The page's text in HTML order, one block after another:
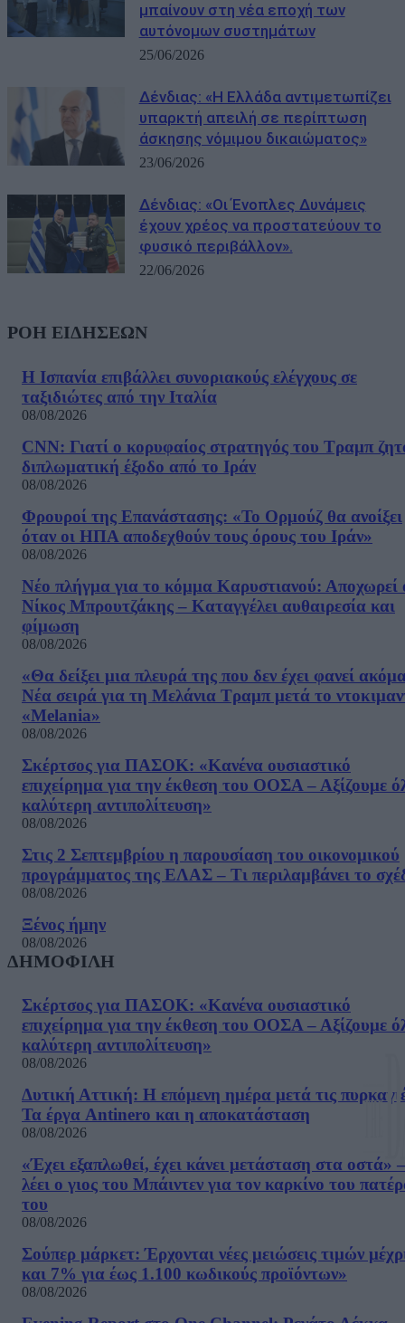
μπαίνουν στη νέα εποχή των
αυτόνομων συστημάτων
25/06/2026
Δένδιας: «Η Ελλάδα αντιμετωπίζει
υπαρκτή απειλή σε περίπτωση
άσκησης νόμιμου δικαιώματος»
23/06/2026
Δένδιας: «Οι Ένοπλες Δυνάμεις
έχουν χρέος να προστατεύουν το
φυσικό περιβάλλον».
22/06/2026
ΡΟΗ ΕΙΔΗΣΕΩΝ
Η Ισπανία επιβάλλει συνοριακούς ελέγχους σε
ταξιδιώτες από την Ιταλία
08/08/2026
CNN: Γιατί ο κορυφαίος στρατηγός του Τραμπ
διπλωματική έξοδο από το Ιράν
08/08/2026
Φρουροί της Επανάστασης: «Το Ορμούζ θα ανοίξει
όταν οι ΗΠΑ αποδεχθούν τους όρους του Ιράν»
08/08/2026
Νέο πλήγμα για το κόμμα Καρυστιανού: Αποχωρεί
Νίκος Μπρουτζάκης – Καταγγέλει αυθαιρεσία και
φίμωση
08/08/2026
«Θα δείξει μια πλευρά της που δεν έχει φανεί
Νέα σειρά για τη Μελάνια Τραμπ μετά το
«Melania»
08/08/2026
Σκέρτσος για ΠΑΣΟΚ: «Κανένα ουσιαστικό
επιχείρημα για την έκθεση του ΟΟΣΑ – Αξίζουμε
καλύτερη αντιπολίτευση»
08/08/2026
Στις 2 Σεπτεμβρίου η παρουσίαση του οικονομικού
προγράμματος της ΕΛΑΣ – Τι περιλαμβάνει το
08/08/2026
Ξένος ήμην
08/08/2026
ΔΗΜΟΦΙΛΗ
Σκέρτσος για ΠΑΣΟΚ: «Κανένα ουσιαστικό
επιχείρημα για την έκθεση του ΟΟΣΑ – Αξίζουμε
καλύτερη αντιπολίτευση»
08/08/2026
Δυτική Αττική: Η επόμενη ημέρα μετά τις
Τα έργα Antinero και η αποκατάσταση
08/08/2026
«Έχει εξαπλωθεί, έχει κάνει μετάσταση στα οστά»
λέει ο γιος του Μπάιντεν για τον καρκίνο του
του
08/08/2026
Σούπερ μάρκετ: Έρχονται νέες μειώσεις τιμών
και 7% για έως 1.100 κωδικούς προϊόντων»
08/08/2026